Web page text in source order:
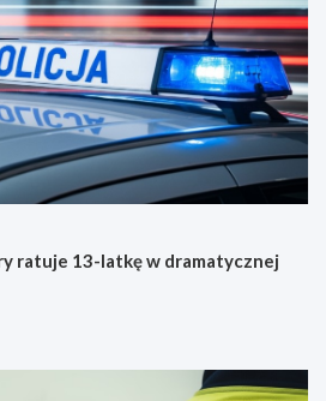
ratuje 13-latkę w dramatycznej